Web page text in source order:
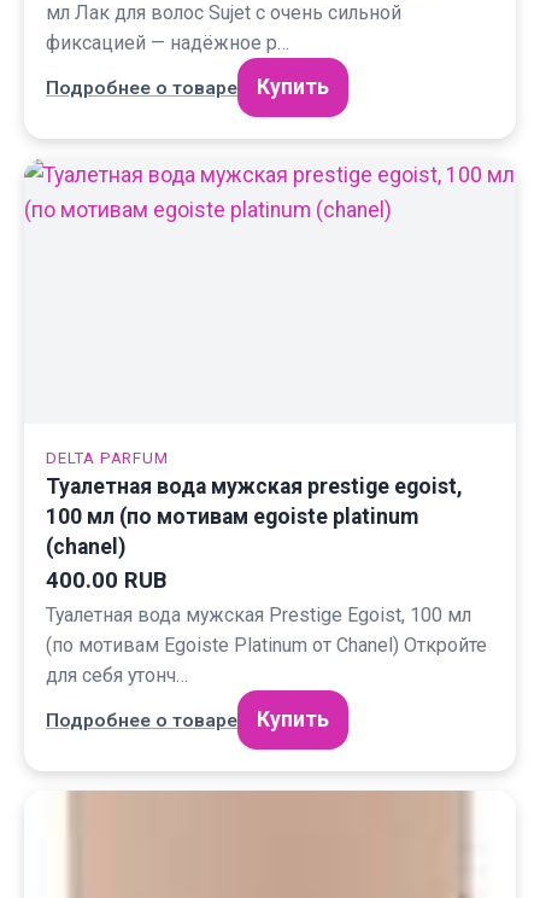
мл Лак для волос Sujet с очень сильной
фиксацией — надёжное р…
Подробнее о товаре Купить
DELTA PARFUM
Туалетная вода мужская prestige egoist,
100 мл (по мотивам egoiste platinum
(chanel)
400.00 RUB
Туалетная вода мужская Prestige Egoist, 100 мл
(по мотивам Egoiste Platinum от Chanel) Откройте
для себя утонч…
Подробнее о товаре Купить